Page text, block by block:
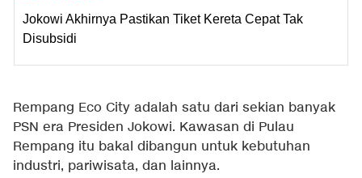
Jokowi Akhirnya Pastikan Tiket Kereta Cepat Tak
Disubsidi
Rempang Eco City adalah satu dari sekian banyak
PSN era Presiden Jokowi. Kawasan di Pulau
Rempang itu bakal dibangun untuk kebutuhan
industri, pariwisata, dan lainnya.